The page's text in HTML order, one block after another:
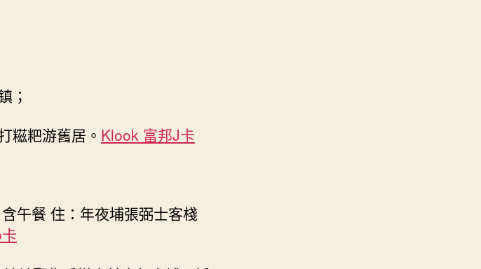
游
舊
二
中
；
糍粑游舊居。 Klook 富邦J卡
午餐 住：年夜埔張弼士客棧